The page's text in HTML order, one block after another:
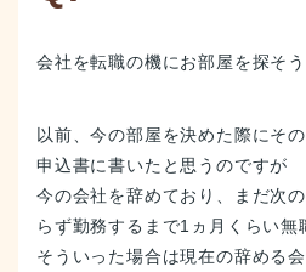
会社を転職の機にお部屋を探そ
以前、今の部屋を決めた際にそ
申込書に書いたと思うのですが
今の会社を辞めており、まだ次
らず勤務するまで1ヵ月くらい無
そういった場合は現在の辞める